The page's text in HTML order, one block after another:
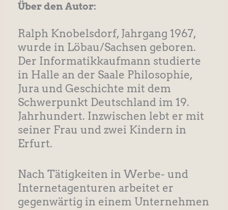
Über den Autor:
Ralph Knobelsdorf, Jahrgang 1967,
wurde in Löbau/Sachsen geboren.
Der Informatikkaufmann studierte
in Halle an der Saale Philosophie,
Jura und Geschichte mit dem
Schwerpunkt Deutschland im 19.
Jahrhundert. Inzwischen lebt er mit
seiner Frau und zwei Kindern in
Erfurt.
Nach Tätigkeiten in Werbe- und
Internetagenturen arbeitet er
gegenwärtig in einem Unternehmen